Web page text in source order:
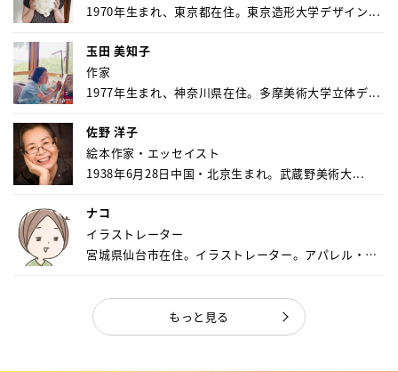
1970年生まれ、東京都在住。東京造形大学デザイン...
玉田 美知子
作家
1977年生まれ、神奈川県在住。多摩美術大学立体デ...
佐野 洋子
絵本作家・エッセイスト
1938年6月28日中国・北京生まれ。武蔵野美術大...
ナコ
イラストレーター
宮城県仙台市在住。イラストレーター。アパレル・キ
もっと見る